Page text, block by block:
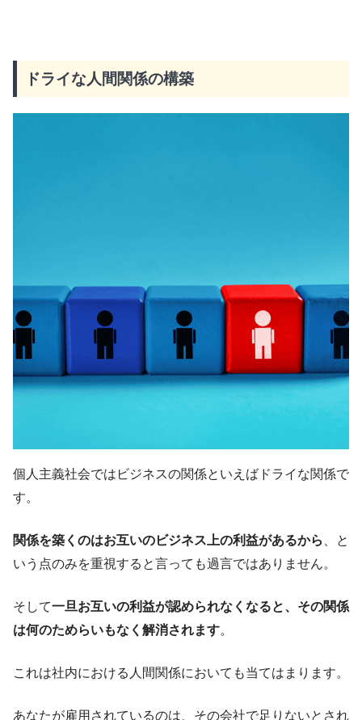
ドライな人間関係の構築
個人主義社会ではビジネスの関係といえばドライな関係で
す。
関係を築くのはお互いのビジネス上の利益があるから
、と
いう点のみを重視すると言っても過言ではありません。
そして一旦お互いの利益が認められなくなると、その関係
は何のためらいもなく解消されます。
これは社内における人間関係においても当てはまります。
あなたが雇用されているのは、その会社で足りないとされ